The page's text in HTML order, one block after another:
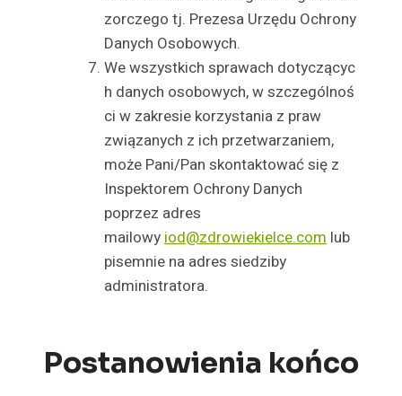
zorczego tj. Prezesa Urzędu Ochrony
Danych Osobowych.
We wszystkich sprawach dotyczącyc
h danych osobowych, w szczególnoś
ci w zakresie korzystania z praw
związanych z ich przetwarzaniem,
może Pani/Pan skontaktować się z
Inspektorem Ochrony Danych
poprzez adres
mailowy iod@zdrowiekielce.com lub
pisemnie na adres siedziby
administratora.
Postanowienia końco